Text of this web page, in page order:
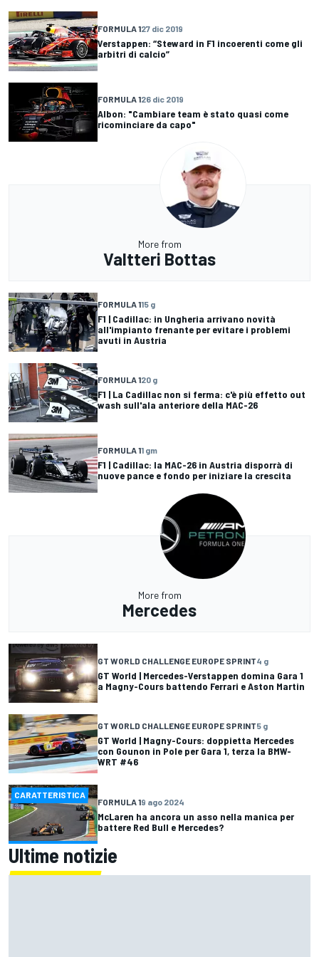
FORMULA 127 dic 2019
Verstappen: “Steward in F1 incoerenti come gli
arbitri di calcio”
FORMULA 126 dic 2019
Albon: "Cambiare team è stato quasi come
ricominciare da capo"
More from
Valtteri Bottas
FORMULA 115 g
F1 | Cadillac: in Ungheria arrivano novità
all'impianto frenante per evitare i problemi
avuti in Austria
FORMULA 120 g
F1 | La Cadillac non si ferma: c'è più effetto out
wash sull'ala anteriore della MAC-26
FORMULA 11 gm
F1 | Cadillac: la MAC-26 in Austria disporrà di
nuove pance e fondo per iniziare la crescita
More from
Mercedes
GT WORLD CHALLENGE EUROPE SPRINT4 g
GT World | Mercedes-Verstappen domina Gara 1
a Magny-Cours battendo Ferrari e Aston Martin
GT WORLD CHALLENGE EUROPE SPRINT5 g
GT World | Magny-Cours: doppietta Mercedes
con Gounon in Pole per Gara 1, terza la BMW-
WRT #46
CARATTERISTICA
FORMULA 19 ago 2024
McLaren ha ancora un asso nella manica per
battere Red Bull e Mercedes?
Ultime notizie